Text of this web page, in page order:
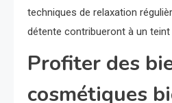
techniques de relaxation
détente contribueront à un teint
Profiter des
cosmétiques